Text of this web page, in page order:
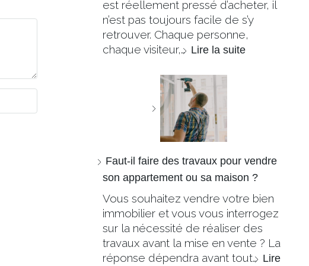
est réellement pressé d’acheter, il
n’est pas toujours facile de s’y
retrouver. Chaque personne,
chaque visiteur,… Lire la suite
Faut-il faire des travaux pour vendre
son appartement ou sa maison ?
Vous souhaitez vendre votre bien
immobilier et vous vous interrogez
sur la nécessité de réaliser des
travaux avant la mise en vente ? La
réponse dépendra avant tout… Lire